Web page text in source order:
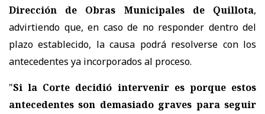
Dirección de Obras Municipales de Quillota,
advirtiendo que, en caso de no responder dentro del
plazo establecido, la causa podrá resolverse con los
antecedentes ya incorporados al proceso.
"Si la Corte decidió intervenir es porque estos
antecedentes son demasiado graves para seguir